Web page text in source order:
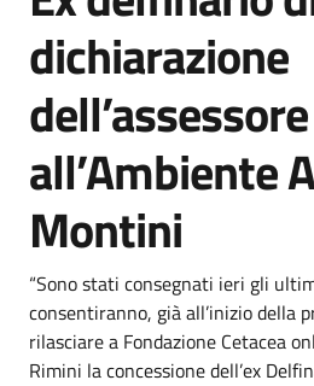
dichiarazione
dell’assessore
all’Ambiente
Montini
Dettagli
Descrizione breve
“Sono stati consegnati ieri gli
consentiranno, già all’inizio della
rilasciare a Fondazione Cetacea
Rimini la concessione dell’ex